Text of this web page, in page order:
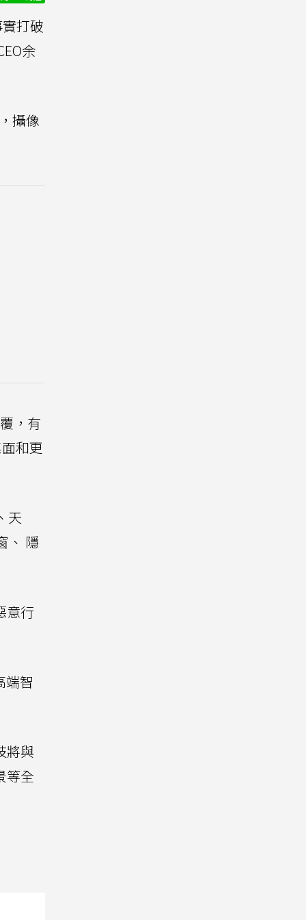
打破
余
攝像
，有
和更
天
、 隱
意行
端智
將與
等全